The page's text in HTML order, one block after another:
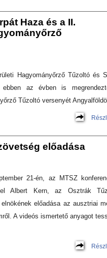
Haza és a II.
Hagyományőrző Tűzoltó és
ebben az évben is
Tűzoltó versenyét
előadása
21-én, az MTSZ
Albert Kern, az Osztrák
előadása az ausztriai
A videós ismertető anyagot